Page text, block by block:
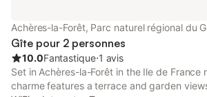
Achères-la-Forêt, Parc naturel régional du
Gîte pour 2 personnes
10.0Fantastique⋅1 avis
Set in Achères-la-Forêt in the Ile de France
charme features a terrace and garden